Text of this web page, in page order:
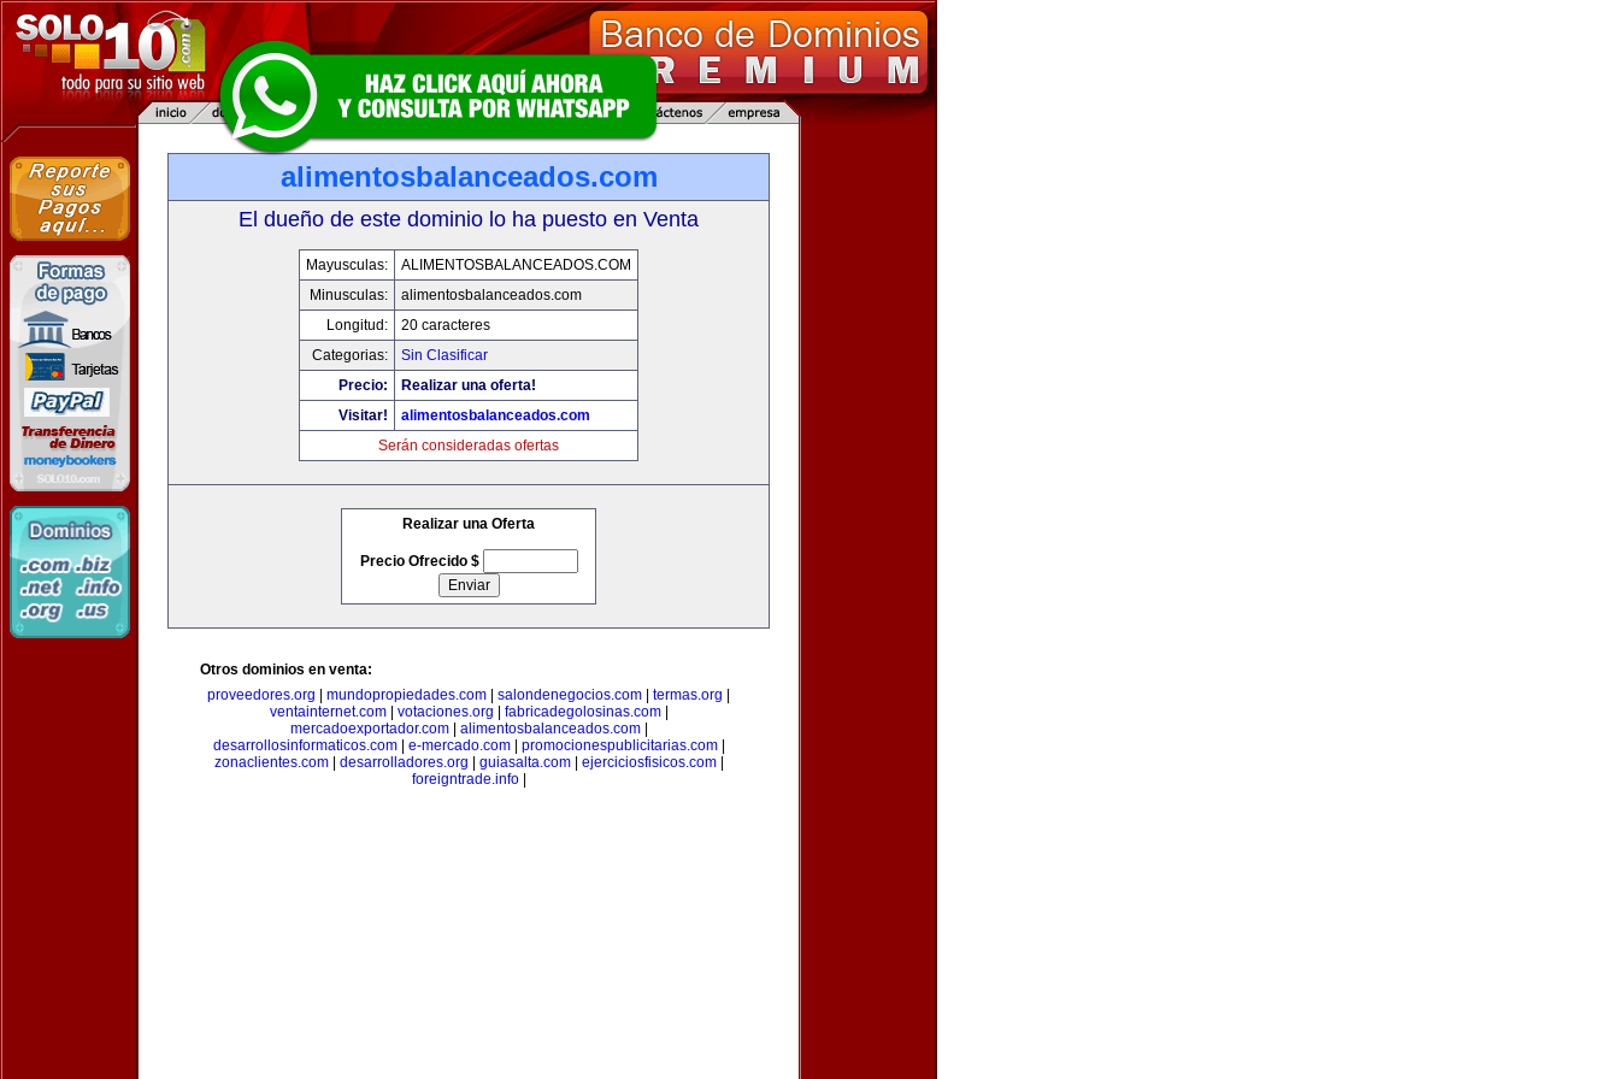
alimentosbalanceados.com
El dueño de este dominio lo ha puesto en Venta
Mayusculas:
ALIMENTOSBALANCEADOS.COM
Minusculas:
alimentosbalanceados.com
Longitud:
20 caracteres
Categorias:
Sin Clasificar
Precio:
Realizar una oferta!
Visitar!
alimentosbalanceados.com
Serán consideradas ofertas
Realizar una Oferta
Precio Ofrecido $
Otros dominios en venta:
proveedores.org
mundopropiedades.com salondenegocios.com termas.org
ventainternet.com| votaciones.org fabricadegolosinas.com|
mercadoexportador.com| alimentosbalanceados.com|
desarrollosinformaticos.com| e-mercado.com| promocionespublicitarias.com|
zonaclientes.com| desarrolladores.org guiasalta.com| ejerciciosfisicos.com|
foreigntrade.info|